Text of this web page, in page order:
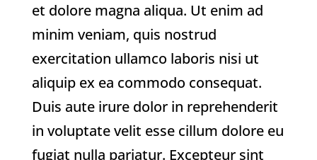
et dolore magna aliqua. Ut enim ad
minim veniam, quis nostrud
exercitation ullamco laboris nisi ut
aliquip ex ea commodo consequat.
Duis aute irure dolor in reprehenderit
in voluptate velit esse cillum dolore eu
fugiat nulla pariatur. Excepteur sint